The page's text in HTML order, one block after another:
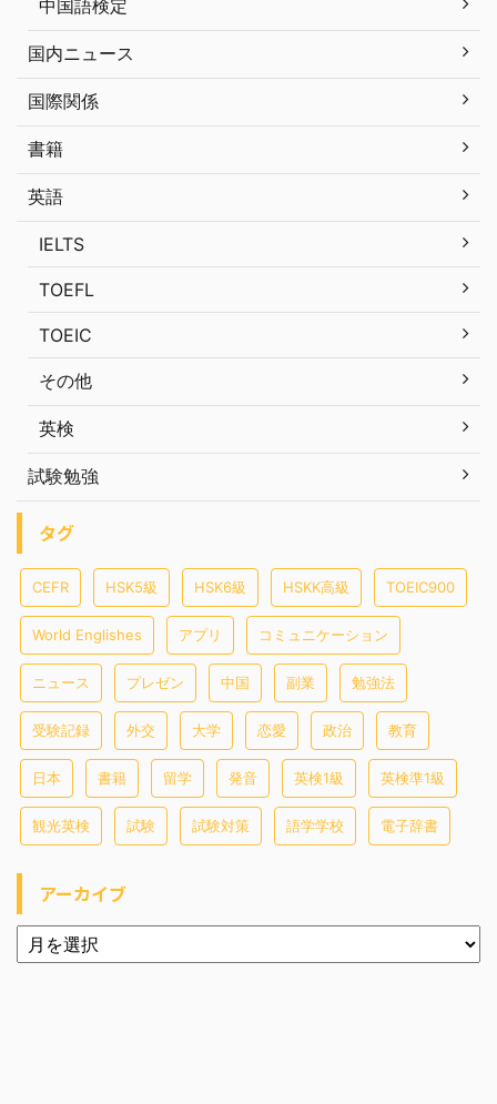
中国語検定
国内ニュース
国際関係
書籍
英語
IELTS
TOEFL
TOEIC
その他
英検
試験勉強
タグ
CEFR HSK5級 HSK6級 HSKK高級 TOEIC900
World Englishes アプリ コミュニケーション
ニュース プレゼン 中国 副業 勉強法
受験記録 外交 大学 恋愛 政治 教育
日本 書籍 留学 発音 英検1級 英検準1級
観光英検 試験 試験対策 語学学校 電子辞書
アーカイブ